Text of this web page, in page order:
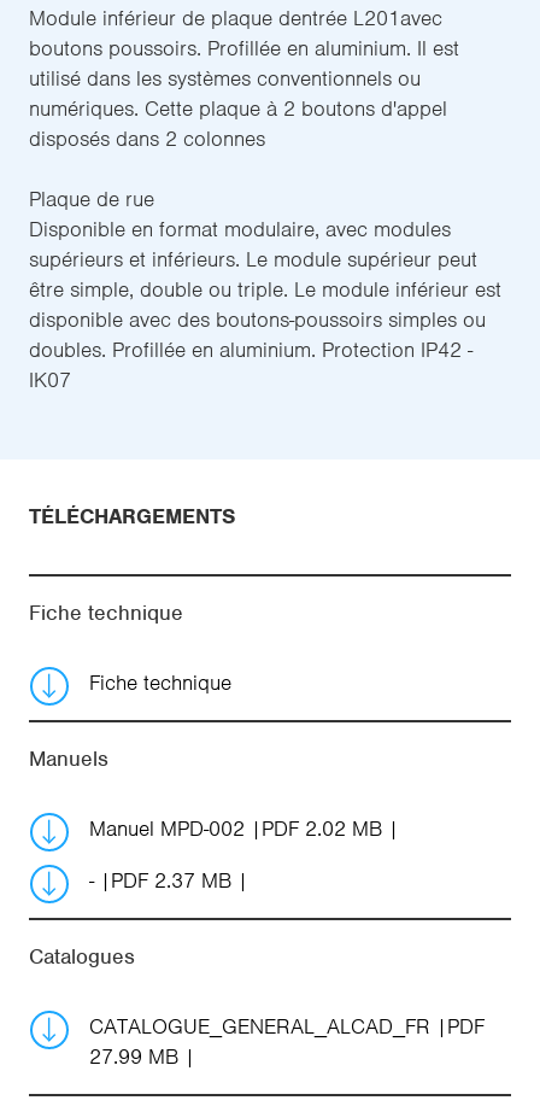
Module inférieur de plaque dentrée L201avec
boutons poussoirs. Profillée en aluminium. Il est
utilisé dans les systèmes conventionnels ou
numériques. Cette plaque à 2 boutons d'appel
disposés dans 2 colonnes
Plaque de rue
Disponible en format modulaire, avec modules
supérieurs et inférieurs. Le module supérieur peut
être simple, double ou triple. Le module inférieur est
disponible avec des boutons-poussoirs simples ou
doubles. Profillée en aluminium. Protection IP42 -
IK07
TÉLÉCHARGEMENTS
Fiche technique
Fiche technique
Manuels
Manuel MPD-002
PDF 2.02 MB
-
PDF 2.37 MB
Catalogues
CATALOGUE_GENERAL_ALCAD_FR
PDF
27.99 MB